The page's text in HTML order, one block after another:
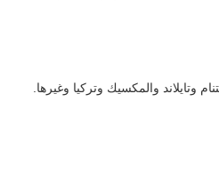
وتايلاند والمكسيك وتركيا وغيرها.